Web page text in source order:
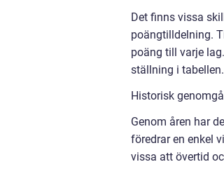
Det finns vissa
poängtilldelning.
poäng till varje
ställning i tabellen.
Historisk
Genom åren har
föredrar en enkel
vissa att övertid